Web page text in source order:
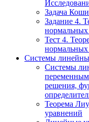
Задача
Задание 4.
Тест 4.
Системы
Системы
решения,
Теорема
уравнений